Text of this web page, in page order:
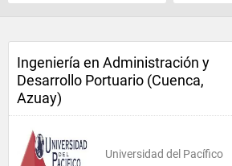
Ingeniería en Administración y
Desarrollo Portuario (Cuenca,
Azuay)
Universidad del Pacífico